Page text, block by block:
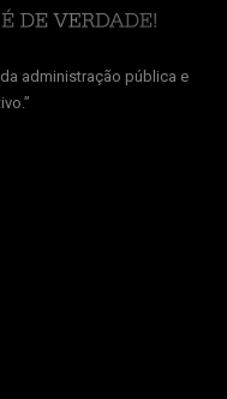
administração pública e